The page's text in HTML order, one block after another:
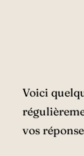
Voici
vos